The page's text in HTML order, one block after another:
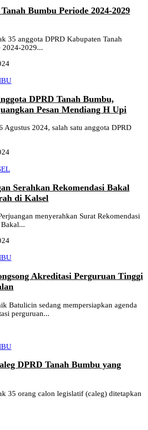
Bumbu Periode 2024-2029
35 anggota DPRD Kabupaten Tanah
2029...
DPRD Tanah Bumbu,
Pesan Mendiang H Upi
2024, salah satu anggota DPRD
Serahkan Rekomendasi Bakal
di Kalsel
menyerahkan Surat Rekomendasi
Akreditasi Perguruan Tinggi
Batulicin sedang mempersiapkan agenda
perguruan...
DPRD Tanah Bumbu yang
35 orang calon legislatif (caleg) ditetapkan